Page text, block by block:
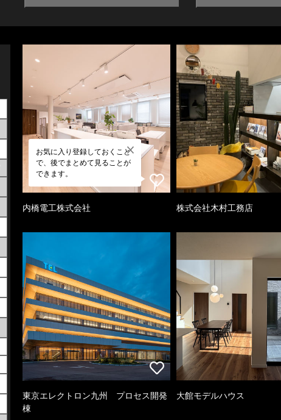
お気に入り登録しておくこと
で、後でまとめて見ることが
できます。
内橋電工株式会社 株式会社木村工務店
東京エレクトロン九州 プロセス開発
棟
大館モデルハウス